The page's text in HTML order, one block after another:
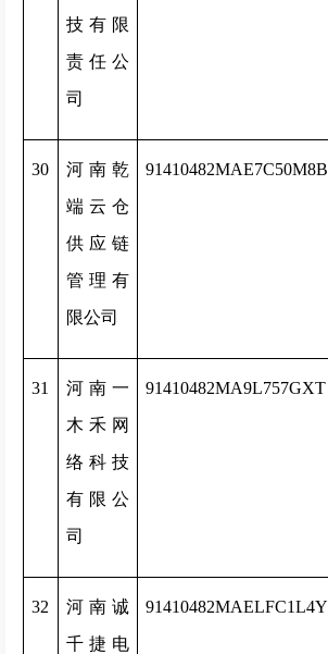
技有限
责任公
司
30
河南乾
端云仓
供应链
管理有
限公司
91410482MAE7C50M8B
31
河南一
木禾网
络科技
有限公
司
91410482MA9L757GXT
32
河南诚
千捷电
91410482MAELFC1L4Y